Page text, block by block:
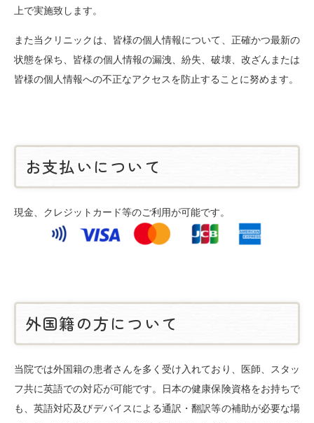
上で実施致します。
また当クリニックは、皆様の個人情報について、正確かつ最新の
状態を保ち、皆様の個人情報の漏洩、紛失、破壊、改ざんまたは
皆様の個人情報への不正なアクセスを防止することに努めます。
お支払いについて
現金、クレジットカード等のご利用が可能です。
外国籍の方について
当院では外国籍の患者さんを多く受け入れており、医師、スタッ
フ共に英語での対応が可能です。日本の健康保険資格をお持ちで
も、英語対応及びデバイスによる通訳・翻訳等の補助が必要な場